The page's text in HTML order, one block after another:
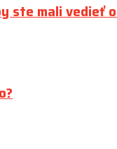
ste mali vedieť